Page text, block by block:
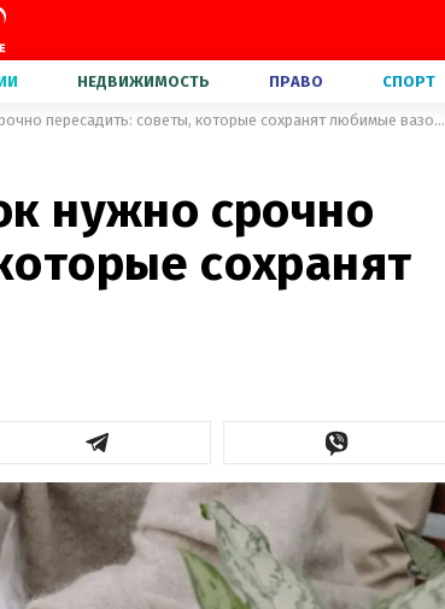
НЕДВИЖИМОСТЬ ПРАВО СПОРТ
Как понять, что цветок нужно срочно пересадить: советы, которые сохранят любимые вазоны
нужно срочно
сохранят